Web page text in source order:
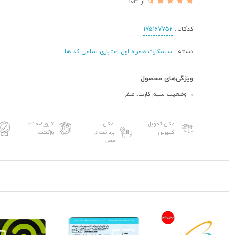
کدکالا : 175167752
دسته : سیمکارت همراه اول اعتباری تمامی کد ها
ویژگی‌های محصول
وضعیت سیم کارت: صفر
امکان تحویل
اکسپرس
امکان
پرداخت در
محل
۷ روز ضمانت
بازگشت